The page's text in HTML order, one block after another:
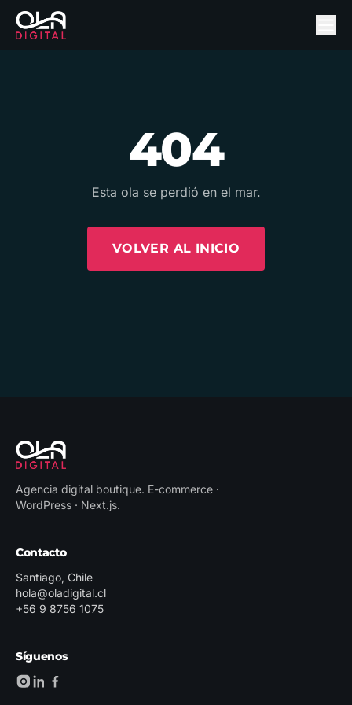
404
Esta ola se perdió en el mar.
VOLVER AL INICIO
Agencia digital boutique. E-commerce ·
WordPress · Next.js.
Contacto
Santiago, Chile
hola@oladigital.cl
+56 9 8756 1075
Síguenos